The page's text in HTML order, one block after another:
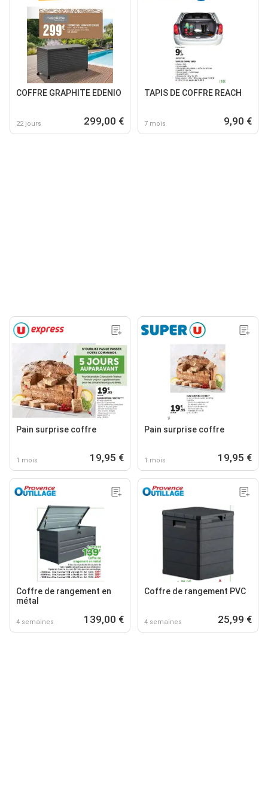
COFFRE GRAPHITE EDENIO
22 jours 299,00 €
TAPIS DE COFFRE REACH
7 mois 9,90 €
Pain surprise coffre
1 mois 19,95 €
Pain surprise coffre
1 mois 19,95 €
Coffre de rangement en
métal
4 semaines 139,00 €
Coffre de rangement PVC
4 semaines 25,99 €